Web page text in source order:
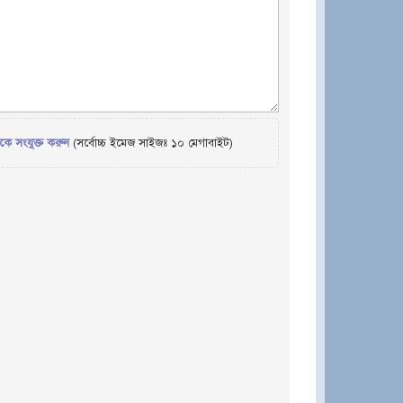
সংযুক্ত করুন(সর্বোচ্চ ইমেজ সাইজঃ ১০ মেগাবাইট)